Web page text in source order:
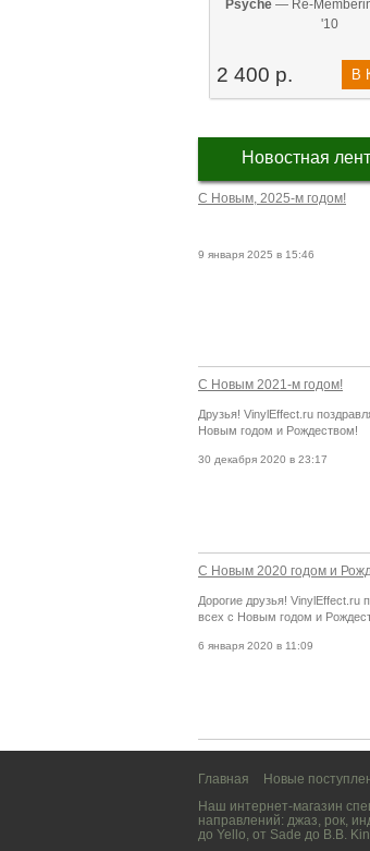
Psyche — Re-
'10
2 400 р. В
Новостная
С Новым, 2025-м годом!
9 января 2025 в 15:46
С Новым 2021-м годом!
Друзья! VinylEffect.ru
Новым годом и Рождеством!
30 декабря 2020 в 23:17
С Новым 2020 годом и
Дорогие друзья! VinylEffect.ru
всех с Новым годом и
6 января 2020 в 11:09
Главная Новые
Наш интернет-магазин
направлений: джаз, рок,
до Yello, от Sade до B.B.